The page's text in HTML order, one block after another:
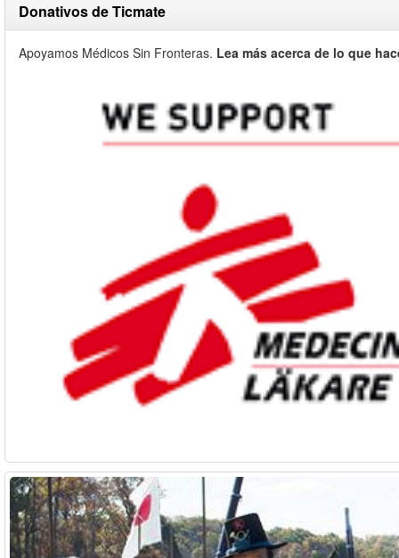
Donativos de Ticmate
Apoyamos Médicos Sin Fronteras. Lea más acerca de lo que